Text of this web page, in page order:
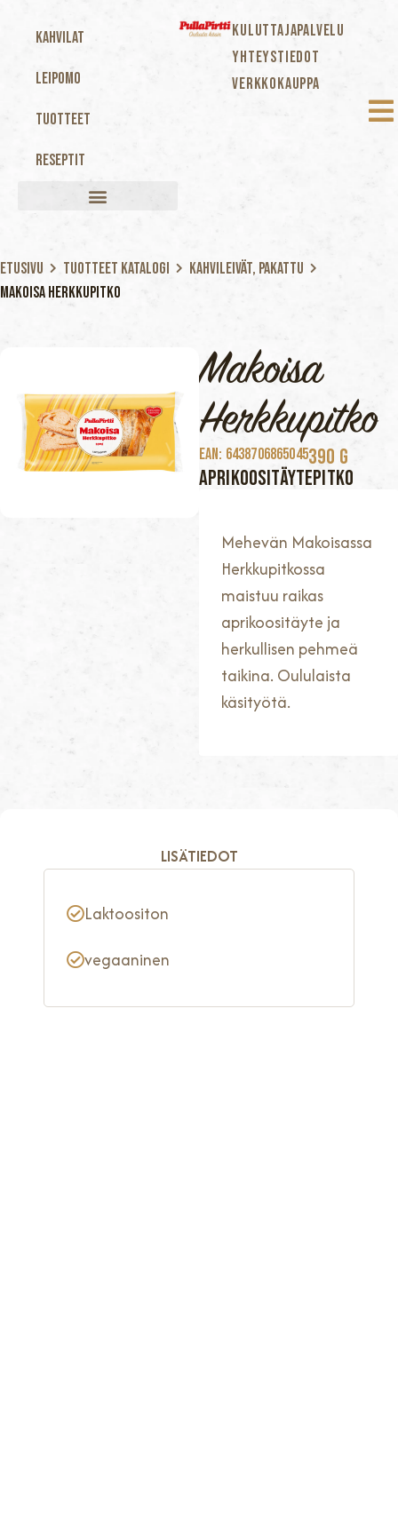
Kahvilat
Leipomo
Tuotteet
Reseptit
KULUTTAJAPALVELU
YHTEYSTIEDOT
VERKKOKAUPPA
Etusivu Tuotteet katalogi
Kahvileivät, Pakattu
Makoisa Herkkupitko
Makoisa
Herkkupitko
EAN: 6438706865045390 G
Aprikoositäytepitko
Mehevän Makoisassa
Herkkupitkossa
maistuu raikas
aprikoositäyte ja
herkullisen pehmeä
taikina. Oululaista
käsityötä.
LISÄTIEDOT
Laktoositon
vegaaninen